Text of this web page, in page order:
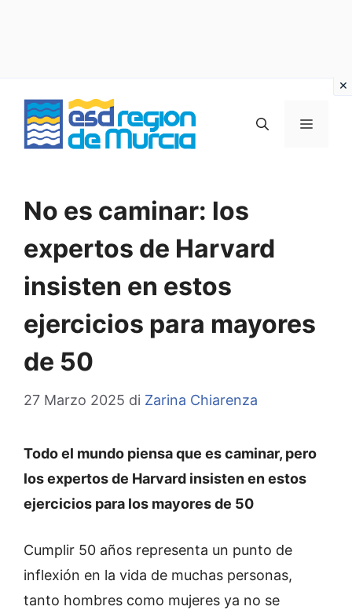
contenuto
MENU
No es caminar: los
expertos de Harvard
insisten en estos
ejercicios para mayores
de 50
27 Marzo 2025 di Zarina Chiarenza
Todo el mundo piensa que es caminar, pero
los expertos de Harvard insisten en estos
ejercicios para los mayores de 50
Cumplir 50 años representa un punto de
inflexión en la vida de muchas personas,
tanto hombres como mujeres ya no se